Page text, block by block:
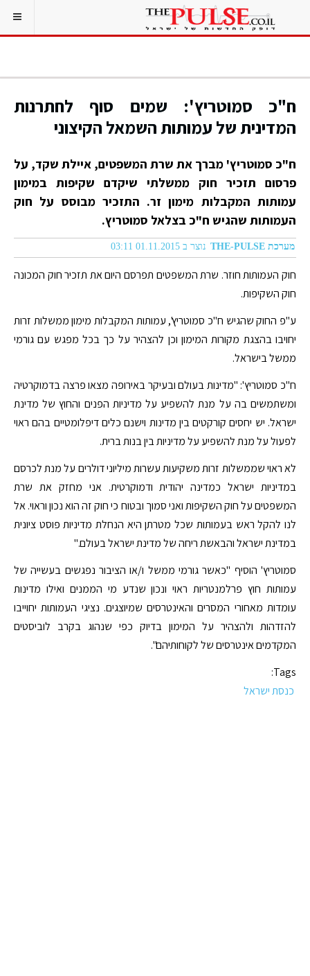
ח"כ סמוטריץ': שמים סוף לחתרנות
המדינית של עמותות השמאל הקיצוני
ח"כ סמוטריץ' מברך את שרת המשפטים, איילת שקד, על
פרסום תזכיר חוק ממשלתי שיקדם שקיפות במימון
עמותות המקבלות מימון זר. התזכיר מבוסס על חוק
העמותות שהגיש ח"כ בצלאל סמוטריץ.
מערכת THE-PULSE נוצר ב 01.11.2015 03:11
חוק העמותות חוזר. שרת המשפטים תפרסם היום את תזכיר חוק המכונה
חוק השקיפות.
ע"פ החוק שהגיש ח"כ סמוטריץ', עמותות המקבלות מימון ממשלות זרות
יחויבו בהצגת מקורות המימון וכן להצהיר על כך בכל מפגש עם גורמי
ממשל בישראל.
ח"כ סמוטריץ': "מדינות בעולם ובעיקר באירופה מצאו פרצה בדמוקרטיה
ומשתמשים בה על מנת להשפיע על מדיניות הפנים והחוץ של מדינת
ישראל. יש יחסים קורקטים בין מדינות וישנם כלים דיפלומטיים בהם ראוי
לפעול על מנת להשפיע על מדיניות בין בנות ברית.
לא ראוי שממשלות זרות משקיעות עשרות מיליוני דולרים על מנת לכרסם
במדיניות ישראל כמדינה יהודית ודמוקרטית. אני מחזק את שרת
המשפטים על חוק השקיפות ואני סמוך ובטוח כי חוק זה הוא נכון וראוי. אל
לנו להקל ראש בעמותות שכל מטרתן היא הנחלת מדיניות פוסט ציונית
במדינת ישראל והבאשת ריחה של מדינת ישראל בעולם."
סמוטריץ' הוסיף "כאשר גורמי ממשל ו/או הציבור נפגשים בעשייה של
עמותות חוץ פרלמנטריות ראוי ונכון שנדע מי הממנים ואילו מדינות
עומדות מאחורי המסרים והאינטרסים שמיוצגים. נציגי העמותות יחוייבו
להזדהות ולהצהיר על המימון בדיוק כפי שנהוג בקרב לוביסטים
המקדמים אינטרסים של לקוחותיהם".
Tags:
כנסת ישראל